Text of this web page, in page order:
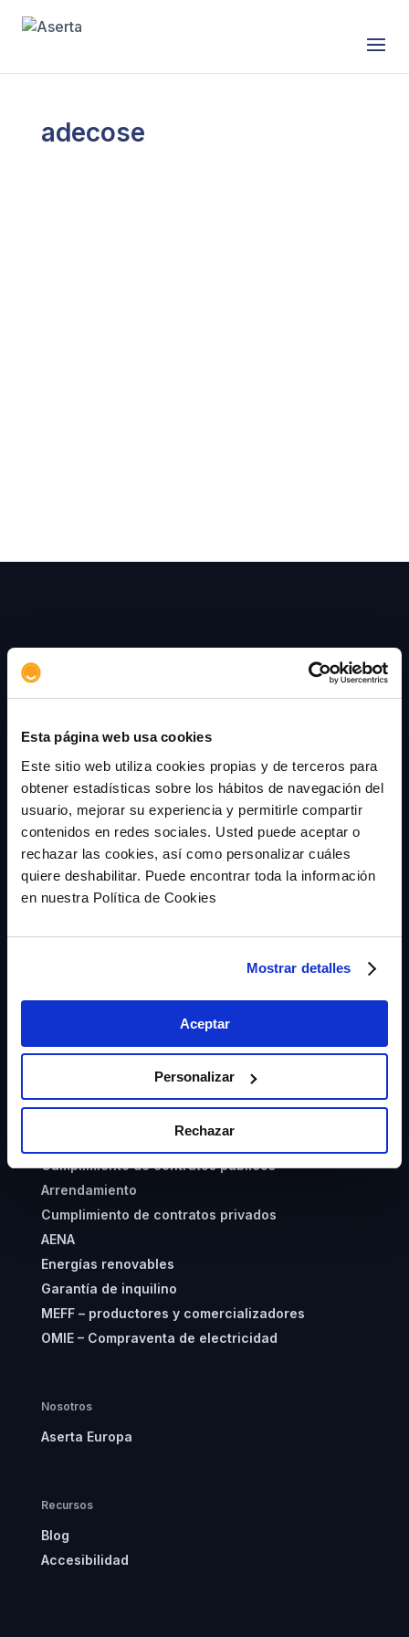
Saltar al contenido
Esta página web usa cookies
Este sitio web utiliza cookies propias y de terceros para
obtener estadísticas sobre los hábitos de navegación del
usuario, mejorar su experiencia y permitirle compartir
contenidos en redes sociales. Usted puede aceptar o
rechazar las cookies, así como personalizar cuáles
quiere deshabilitar. Puede encontrar toda la información
en nuestra Política de Cookies
Mostrar detalles
Aceptar
Personalizar
Rechazar
adecose
+34 915 107 050
contacto@aserta.com.es
Calle Velázquez 94, 3ª
28006 Madrid
Cumplimiento de contratos públicos
Arrendamiento
Cumplimiento de contratos privados
AENA
Energías renovables
Garantía de inquilino
MEFF – productores y comercializadores
OMIE – Compraventa de electricidad
Nosotros
Aserta Europa
Recursos
Blog
Accesibilidad